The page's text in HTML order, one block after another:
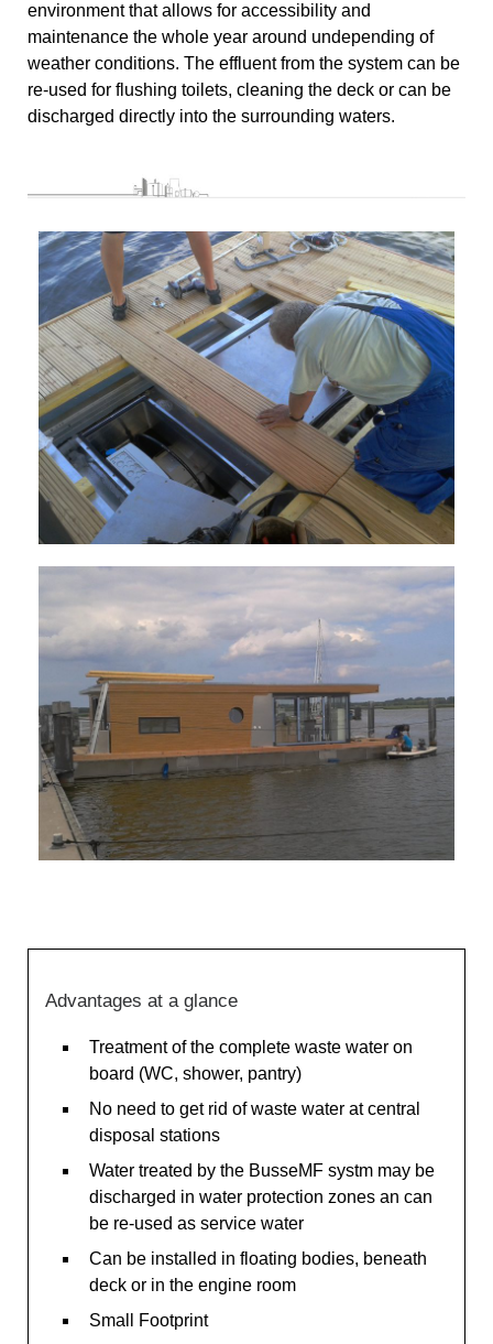
environment that allows for accessibility and
maintenance the whole year around undepending of
weather conditions. The effluent from the system can be
re-used for flushing toilets, cleaning the deck or can be
discharged directly into the surrounding waters.
Advantages at a glance
Treatment of the complete waste water on
board (WC, shower, pantry)
No need to get rid of waste water at central
disposal stations
Water treated by the BusseMF systm may be
discharged in water protection zones an can
be re-used as service water
Can be installed in floating bodies, beneath
deck or in the engine room
Small Footprint